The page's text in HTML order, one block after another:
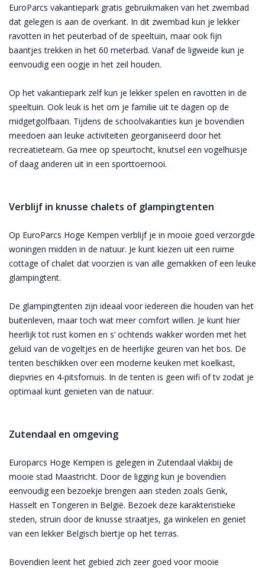
EuroParcs vakantiepark gratis gebruikmaken van het zwembad
dat gelegen is aan de overkant. In dit zwembad kun je lekker
ravotten in het peuterbad of de speeltuin, maar ook fijn
baantjes trekken in het 60 meterbad. Vanaf de ligweide kun je
eenvoudig een oogje in het zeil houden.
Op het vakantiepark zelf kun je lekker spelen en ravotten in de
speeltuin. Ook leuk is het om je familie uit te dagen op de
midgetgolfbaan. Tijdens de schoolvakanties kun je bovendien
meedoen aan leuke activiteiten georganiseerd door het
recreatieteam. Ga mee op speurtocht, knutsel een vogelhuisje
of daag anderen uit in een sporttoernooi.
Verblijf in knusse chalets of glampingtenten
Op EuroParcs Hoge Kempen verblijf je in mooie goed verzorgde
woningen midden in de natuur. Je kunt kiezen uit een ruime
cottage of chalet dat voorzien is van alle gemakken of een leuke
glampingtent.
De glampingtenten zijn ideaal voor iedereen die houden van het
buitenleven, maar toch wat meer comfort willen. Je kunt hier
heerlijk tot rust komen en s’ ochtends wakker worden met het
geluid van de vogeltjes en de heerlijke geuren van het bos. De
tenten beschikken over een moderne keuken met koelkast,
diepvries en 4-pitsfornuis. In de tenten is geen wifi of tv zodat je
optimaal kunt genieten van de natuur.
Zutendaal en omgeving
Europarcs Hoge Kempen is gelegen in Zutendaal vlakbij de
mooie stad Maastricht. Door de ligging kun je bovendien
eenvoudig een bezoekje brengen aan steden zoals Genk,
Hasselt en Tongeren in België. Bezoek deze karakteristieke
steden, struin door de knusse straatjes, ga winkelen en geniet
van een lekker Belgisch biertje op het terras.
Bovendien leent het gebied zich zeer goed voor mooie